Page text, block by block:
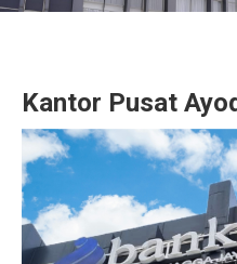
Kantor Pusat